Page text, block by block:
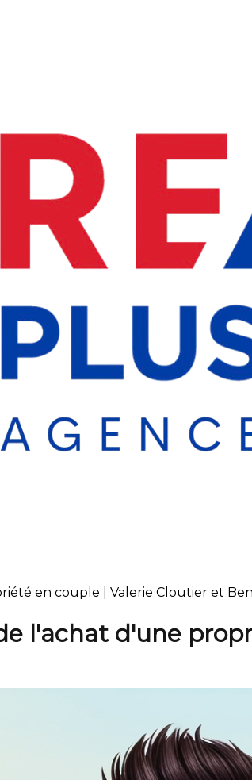
en couple | Valerie Cloutier et
l'achat d'une